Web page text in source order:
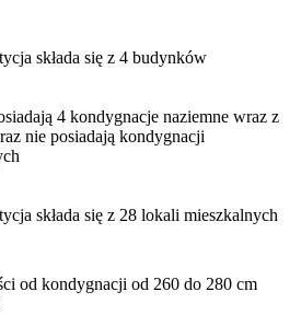
składa się z 4 budynków
4 kondygnacje naziemne wraz z
nie posiadają kondygnacji
składa się z 28 lokali mieszkalnych
od kondygnacji od 260 do 280 cm